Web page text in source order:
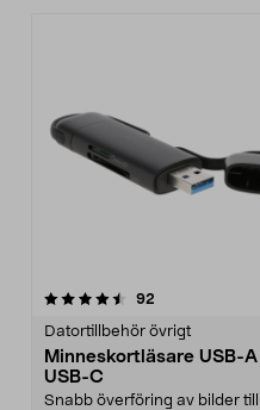
92
Datortillbehör övrigt
Minneskortläsare USB-
USB-C
Snabb överföring av bilder till
4.5 av 5 stjärnor